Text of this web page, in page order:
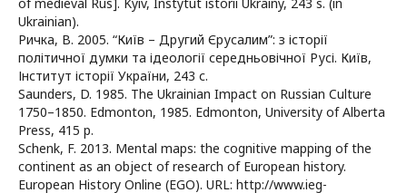
Ukrainian).
Ричка, В. 2005. “Київ – Другий Єрусалим”: з історії
політичної думки та ідеології середньовічної Русі. Київ,
Інститут історії України, 243 с.
Saunders, D. 1985. The Ukrainian Impact on Russian Culture
1750–1850. Edmonton, 1985. Edmonton, University of Alberta
Press, 415 p.
Schenk, F. 2013. Mental maps: the cognitive mapping of the
continent as an object of research of European history.
European History Online (EGO). URL: http://www.ieg-